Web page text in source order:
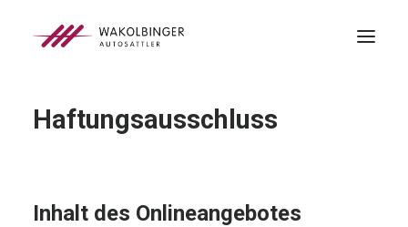
ÜBER UNS
BLOG
Haftungsausschluss
Inhalt des Onlineangebotes